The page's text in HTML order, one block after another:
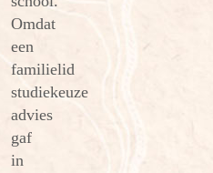
Omdat
een
familielid
studiekeuze
advies
gaf
in